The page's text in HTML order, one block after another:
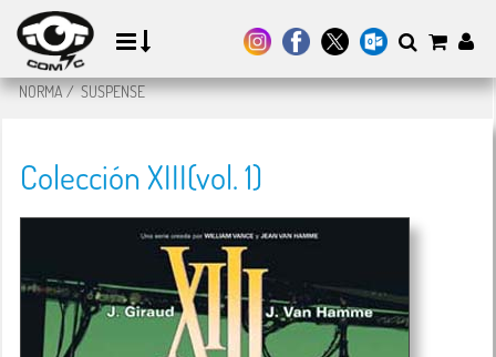
NORMA/SUSPENSE
Colección XIII(vol. 1)